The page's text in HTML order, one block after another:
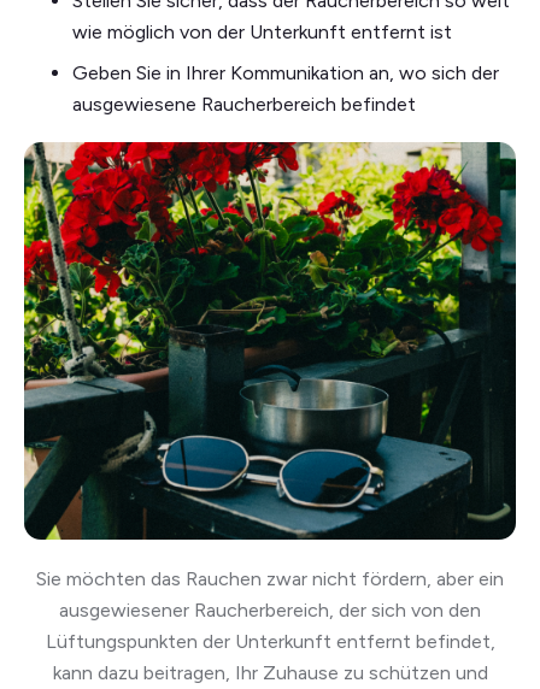
wie möglich von der Unterkunft entfernt ist
Geben Sie in Ihrer Kommunikation an, wo sich der
ausgewiesene Raucherbereich befindet
Sie möchten das Rauchen zwar nicht fördern, aber ein
ausgewiesener Raucherbereich, der sich von den
Lüftungspunkten der Unterkunft entfernt befindet,
kann dazu beitragen, Ihr Zuhause zu schützen und